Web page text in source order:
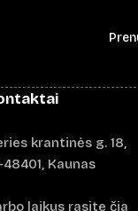
krantinės g. 18,
48401, Kaunas
laikus rasite čia